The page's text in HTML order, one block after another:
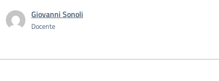
Giovanni Sonoli
Docente